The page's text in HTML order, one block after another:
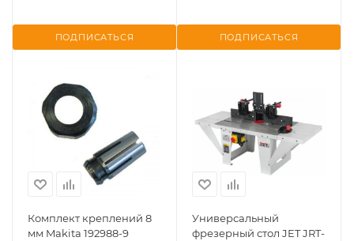
ПОДПИСАТЬСЯ ПОДПИСАТЬСЯ
Комплект креплений 8
мм Makita 192988-9
Универсальный
фрезерный стол JET JRT-